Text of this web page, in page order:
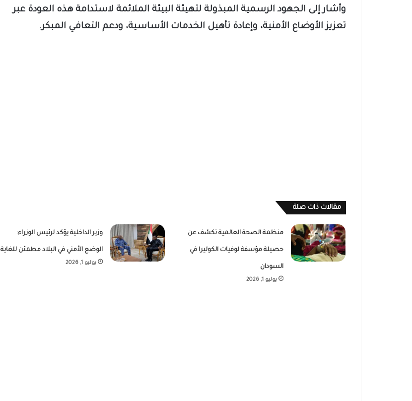
وأشار إلى الجهود الرسمية المبذولة لتهيئة البيئة الملائمة لاستدامة هذه العودة عبر
تعزيز الأوضاع الأمنية، وإعادة تأهيل الخدمات الأساسية، ودعم التعافي المبكر.
مقالات ذات صلة
منظمة الصحة العالمية تكشف عن
حصيلة مؤسفة لوفيات الكوليرا في
السودان
يوليو 1, 2026
وزير الداخلية يؤكد لرئيس الوزراء:
الوضع الأمني في البلاد مطمئن للغاية
يوليو 1, 2026